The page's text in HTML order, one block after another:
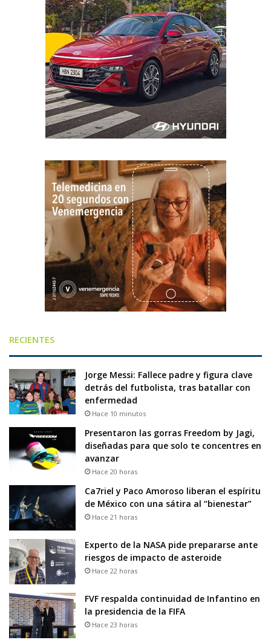
RECIENTES
Jorge Messi: Fallece padre y figura clave
detrás del futbolista, tras batallar con
enfermedad
Hace 10 minutos
Presentaron las gorras Freedom by Jagi,
diseñadas para que solo te concentres en
avanzar
Hace 20 horas
Ca7riel y Paco Amoroso liberan el espíritu
de México con una sátira al “bienestar”
Hace 21 horas
Experto de la NASA pide prepararse ante
riesgos de impacto de asteroide
Hace 22 horas
FVF respalda continuidad de Infantino en
la presidencia de la FIFA
Hace 23 horas